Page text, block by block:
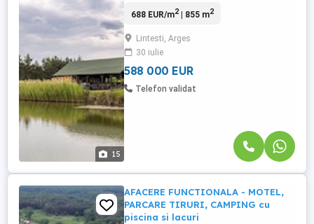
15
trafic intens, la doar 20 de minute de
acest Complex care oferă o gamă variată
de facilități care atrag o clientelă
diversificată și fidelizată, ...
688 EUR/m2| 855 m2
Lintesti, Arges
30 iulie
588 000 EUR
Telefon validat
AFACERE FUNCTIONALA - MOTEL,
PARCARE TIRURI, CAMPING cu
piscina si lacuri